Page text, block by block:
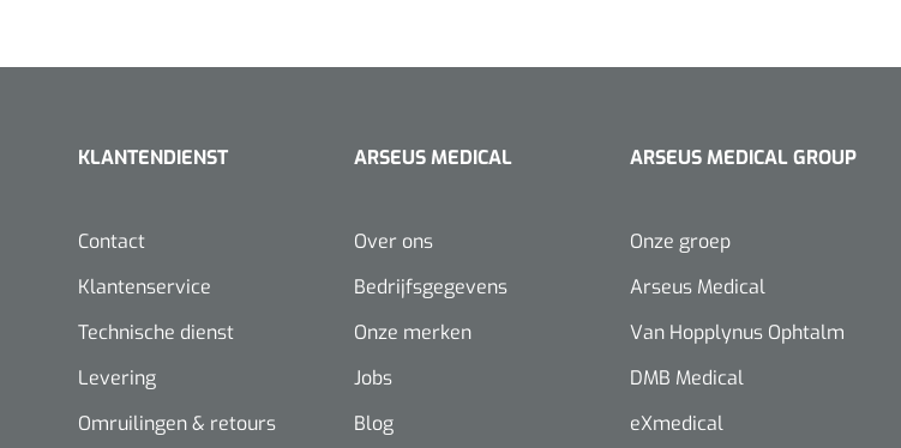
KLANTENDIENST
Contact
Klantenservice
Technische dienst
Levering
Omruilingen & retours
ARSEUS MEDICAL
Over ons
Bedrijfsgegevens
Onze merken
Jobs
Blog
ARSEUS MEDICAL GROUP
Onze groep
Arseus Medical
Van Hopplynus Ophtalm
DMB Medical
eXmedical